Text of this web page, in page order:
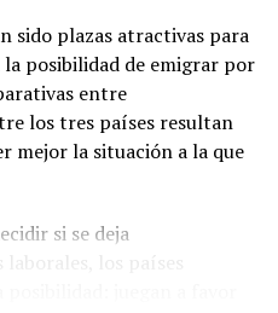
sido plazas atractivas para
posibilidad de emigrar por
entre
los tres países resultan
mejor la situación a la que
si se deja